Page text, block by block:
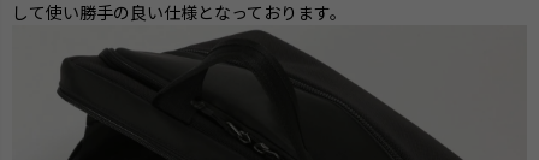
して使い勝手の良い仕様となっております。